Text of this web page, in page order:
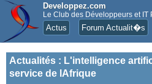
Developpez.com
Le Club des Développeurs et IT
Actus Forum Actualit�s
Actualités : L'intelligence
service de lAfrique